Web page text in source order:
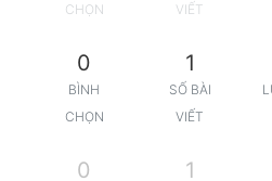
CHỌN
VIẾT
0
BÌNH
CHỌN
1
SỐ BÀI
VIẾT
0 1